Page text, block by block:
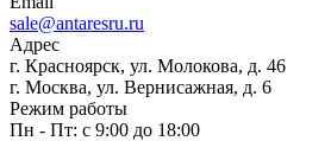
sale@antaresru.ru
Адрес
г. Красноярск, ул. Молокова, д. 46
г. Москва, ул. Вернисажная, д. 6
Режим работы
Пн - Пт: с 9:00 до 18:00